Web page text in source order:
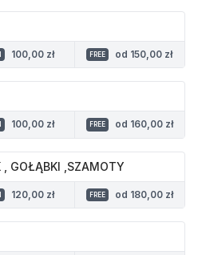
100,00 zł FREE od 150,00 zł
100,00 zł FREE od 160,00 zł
, GOŁĄBKI ,SZAMOTY
120,00 zł FREE od 180,00 zł